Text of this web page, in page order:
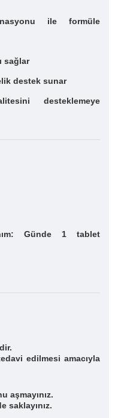
ile formüle
sağlar
destek sunar
desteklemeye
Günde 1 tablet
edilmesi amacıyla
aşmayınız.
saklayınız.